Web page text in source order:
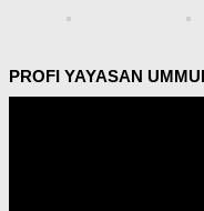
PROFI YAYASAN